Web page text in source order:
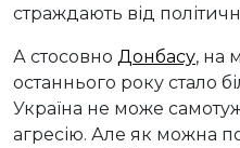
страждають від
А стосовно Донбасу, на
останнього року стало
Україна не може
агресію. Але як можна